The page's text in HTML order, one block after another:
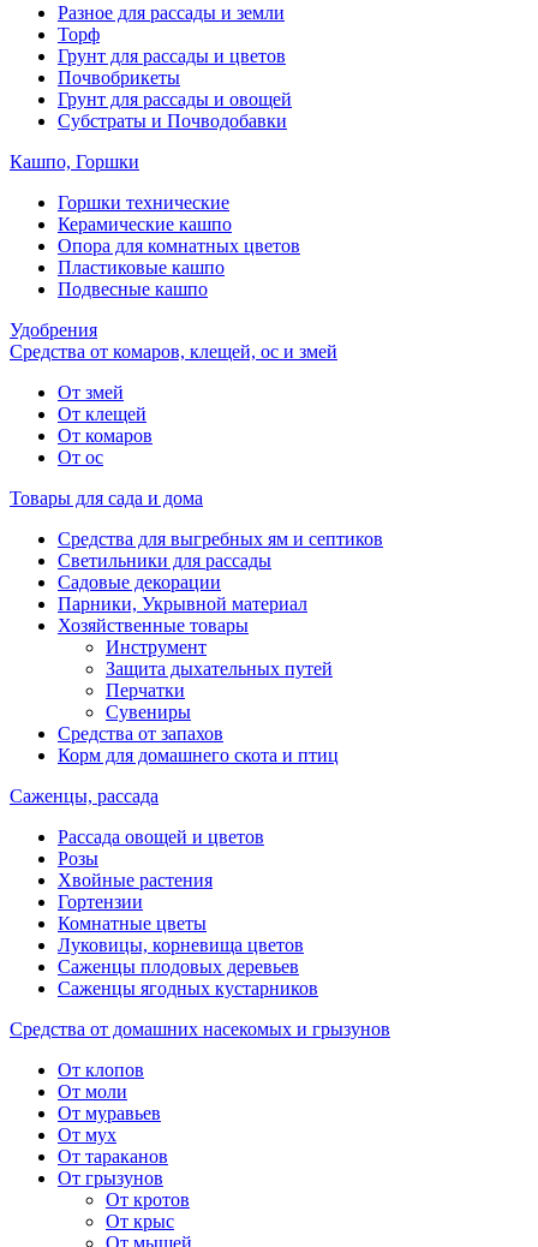
Разное для рассады и земли
Торф
Грунт для рассады и цветов
Почвобрикеты
Грунт для рассады и овощей
Субстраты и Почводобавки
Кашпо, Горшки
Горшки технические
Керамические кашпо
Опора для комнатных цветов
Пластиковые кашпо
Подвесные кашпо
Удобрения
Средства от комаров, клещей, ос и змей
От змей
От клещей
От комаров
От ос
Товары для сада и дома
Средства для выгребных ям и септиков
Светильники для рассады
Садовые декорации
Парники, Укрывной материал
Хозяйственные товары
Инструмент
Защита дыхательных путей
Перчатки
Сувениры
Средства от запахов
Корм для домашнего скота и птиц
Саженцы, рассада
Рассада овощей и цветов
Розы
Хвойные растения
Гортензии
Комнатные цветы
Луковицы, корневища цветов
Саженцы плодовых деревьев
Саженцы ягодных кустарников
Средства от домашних насекомых и грызунов
От клопов
От моли
От муравьев
От мух
От тараканов
От грызунов
От кротов
От крыс
От мышей